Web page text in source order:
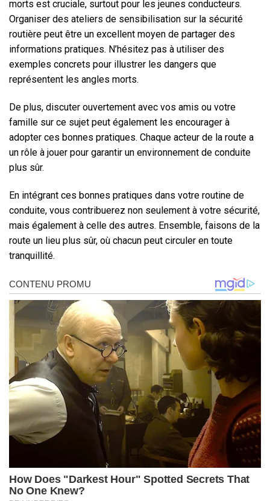
morts est cruciale, surtout pour les jeunes conducteurs.
Organiser des ateliers de sensibilisation sur la sécurité
routière peut être un excellent moyen de partager des
informations pratiques. N’hésitez pas à utiliser des
exemples concrets pour illustrer les dangers que
représentent les angles morts.
De plus, discuter ouvertement avec vos amis ou votre
famille sur ce sujet peut également les encourager à
adopter ces bonnes pratiques. Chaque acteur de la route a
un rôle à jouer pour garantir un environnement de conduite
plus sûr.
En intégrant ces bonnes pratiques dans votre routine de
conduite, vous contribuerez non seulement à votre sécurité,
mais également à celle des autres. Ensemble, faisons de la
route un lieu plus sûr, où chacun peut circuler en toute
tranquillité.